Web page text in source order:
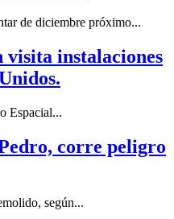
de diciembre próximo...
instalaciones
Espacial...
corre peligro
según...